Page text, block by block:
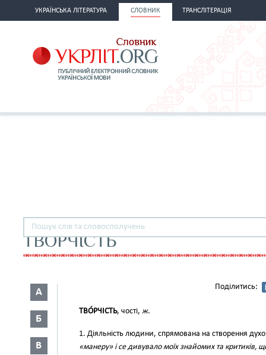
УКРАЇНСЬКА ЛІТЕРАТУРА СЛОВНИК ТРАНСЛІТЕРАЦІЯ
ТВОРЧІСТЬ
А
Б
В
Поділитись:
ТВО́РЧІСТЬ, чості, ж.
1. Діяльність людини, спрямована на створення
«манеру» і се дивувало моїх знайомих та